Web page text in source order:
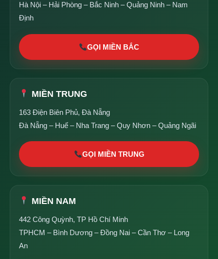
Hà Nội – Hải Phòng – Bắc Ninh – Quảng Ninh – Nam
Định
GỌI MIỀN BẮC
MIỀN TRUNG
163 Điện Biên Phủ, Đà Nẵng
Đà Nẵng – Huế – Nha Trang – Quy Nhơn – Quảng Ngãi
GỌI MIỀN TRUNG
MIỀN NAM
442 Công Quỳnh, TP Hồ Chí Minh
TPHCM – Bình Dương – Đồng Nai – Cần Thơ – Long
An